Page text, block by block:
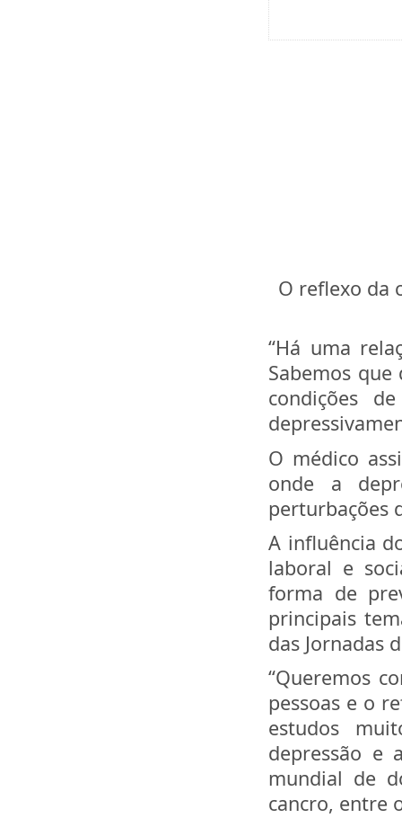
O reflexo da
“Há uma
Sabemos
condições
O médico
onde a
perturbações
A influência
laboral e
forma de
principais
das Jornadas
“Queremos
pessoas e o
estudos
depressão e
mundial de
cancro, entre